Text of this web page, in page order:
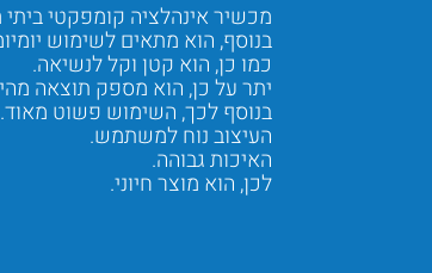
מכשיר אינהלציה קומפקטי
בנוסף, הוא מתאים לשימוש
כמו כן, הוא קטן וקל לנשיאה.
יתר על כן, הוא מספק תוצאה
בנוסף לכך, השימוש פשוט מאוד.
העיצוב נוח למשתמש.
האיכות גבוהה.
לכן, הוא מוצר חיוני.